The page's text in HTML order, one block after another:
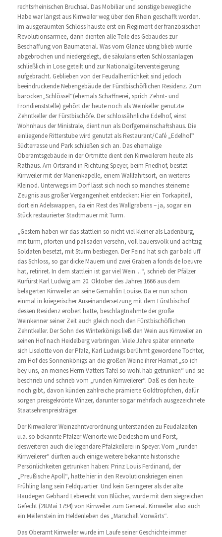
rechtsrheinischen Bruchsal. Das Mobiliar und sonstige bewegliche
Habe war längst aus Kirrweiler weg über den Rhein geschafft worden.
Im ausgeräumten Schloss hauste erst ein Regiment der französischen
Revolutionsarmee, dann dienten alle Teile des Gebäudes zur
Beschaffung von Baumaterial. Was vom Glanze übrig blieb wurde
abgebrochen und niedergelegt, die säkularisierten Schlossanlagen
schließlich in Lose geteilt und zur Nationalgüterversteigerung
aufgebracht. Geblieben von der Feudalherrlichkeit sind jedoch
beeindruckende Nebengebäude der Fürstbischöflichen Residenz. Zum
barocken„Schlössel“(ehemals Schaffnerei, sprich Zehnt- und
Frondienststelle) gehört der heute noch als Weinkeller genutzte
Zehntkeller der Fürstbischöfe. Der schlossähnliche Edelhof, einst
Wohnhaus der Ministrale, dient nun als Dorfgemeinschaftshaus. Die
einliegende Ritterstube wird genutzt als Restaurant/Café „Edelhof“
Südterrasse und Park schließen sich an. Das ehemalige
Oberamtsgebäude in der Ortmitte dient den Kirrweilerern heute als
Rathaus. Am Ortsrand in Richtung Speyer, beim Friedhof, besitzt
Kirrweiler mit der Marienkapelle, einem Wallfahrtsort, ein weiteres
Kleinod. Unterwegs im Dorf lässt sich noch so manches steinerne
Zeugnis aus großer Vergangenheit entdecken: Hier ein Torkapitell,
dort ein Adelswappen, da ein Rest des Wallgrabens – ja, sogar ein
Stück restaurierter Stadtmauer mit Turm.
„Gestern haben wir das stattlein so nicht viel kleiner als Ladenburg,
mit türm, pforten und palisaden versehn, voll bauersvolk und achtzig
Soldaten besetzt, mit Sturm bestiegen. Der Feind hat sich gar bald uff
das Schloss, so gar dicke Mauern und zwei Graben a fonds de loeuvre
hat, retiriret. In dem stattlein ist gar viel Wein…“, schrieb der Pfälzer
Kurfürst Karl Ludwig am 20. Oktober des Jahres 1666 aus dem
belagerten Kirrweiler an seine Gemahlin Louise. Da er nun schon
einmal in kriegerischer Auseinandersetzung mit dem Fürstbischof
dessen Residenz erobert hatte, beschlagtnahmte der große
Weinkenner seiner Zeit auch gleich noch den Fürstbischöflichen
Zehntkeller. Der Sohn des Winterkönigs ließ den Wein aus Kirrweiler an
seinen Hof nach Heidelberg verbringen. Viele Jahre später erinnerte
sich Liselotte von der Pfalz, Karl Ludwigs berühmt gewordene Tochter,
am Hof des Sonnenkönigs an die großen Weine ihrer Heimat „so ich
bey uns, an meines Herrn Vatters Tafel so wohl hab getrunken“ und sie
beschrieb und schrieb vom „runden Kirrweilerer“. Daß es den heute
noch gibt, davon künden zahlreiche prämierte Goldtröpfchen, dafür
sorgen preisgekrönte Winzer, darunter sogar mehrfach ausgezeichnete
Staatsehrenpreisträger.
Der Kirrweilerer Weinzehntverordnung unterstanden zu Feudalzeiten
u.a. so bekannte Pfälzer Weinorte wie Deidesheim und Forst,
desweiteren auch die legendäre Pfalzkellerei in Speyer. Vom „runden
Kirrweilerer“ dürften auch einige weitere bekannte historische
Persönlichkeiten getrunken haben: Prinz Louis Ferdinand, der
„Preußische Apoll“, hatte hier in den Revolutionskriegen einen
Frühling lang sein Feldquartier Und kein Geringerer als der alte
Haudegen Gebhard Leberecht von Blücher, wurde mit dem siegreichen
Gefecht (28.Mai 1794) von Kirrweiler zum General. Kirrweiler also auch
ein Meilenstein im Heldenleben des „Marschall Vorwärts“.
Das Oberamt Kirrweiler wurde im Laufe seiner Geschichte immer